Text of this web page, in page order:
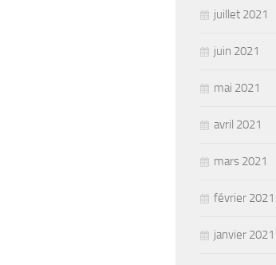
juillet 2021
juin 2021
mai 2021
avril 2021
mars 2021
février 2021
janvier 2021